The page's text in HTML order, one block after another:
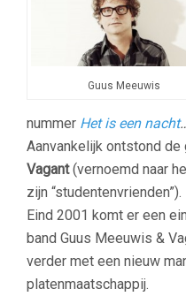
Guus Meeuwis
nummer Het is een nacht
Aanvankelijk ontstond de
Vagant(vernoemd naar
zijn “studentenvrienden”).
Eind 2001 komt er een
band Guus Meeuwis &
verder met een nieuw
platenmaatschappij.